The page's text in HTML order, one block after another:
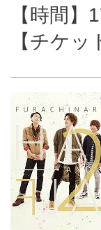
【時間
【チケッ